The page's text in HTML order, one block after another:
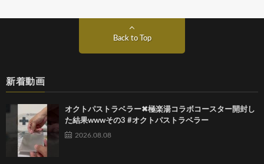
Back to Top
新着動画
オクトパストラベラー✖︎極楽湯コラボコースター開封し
た結果wwwその3 #オクトパストラベラー
2026.08.08